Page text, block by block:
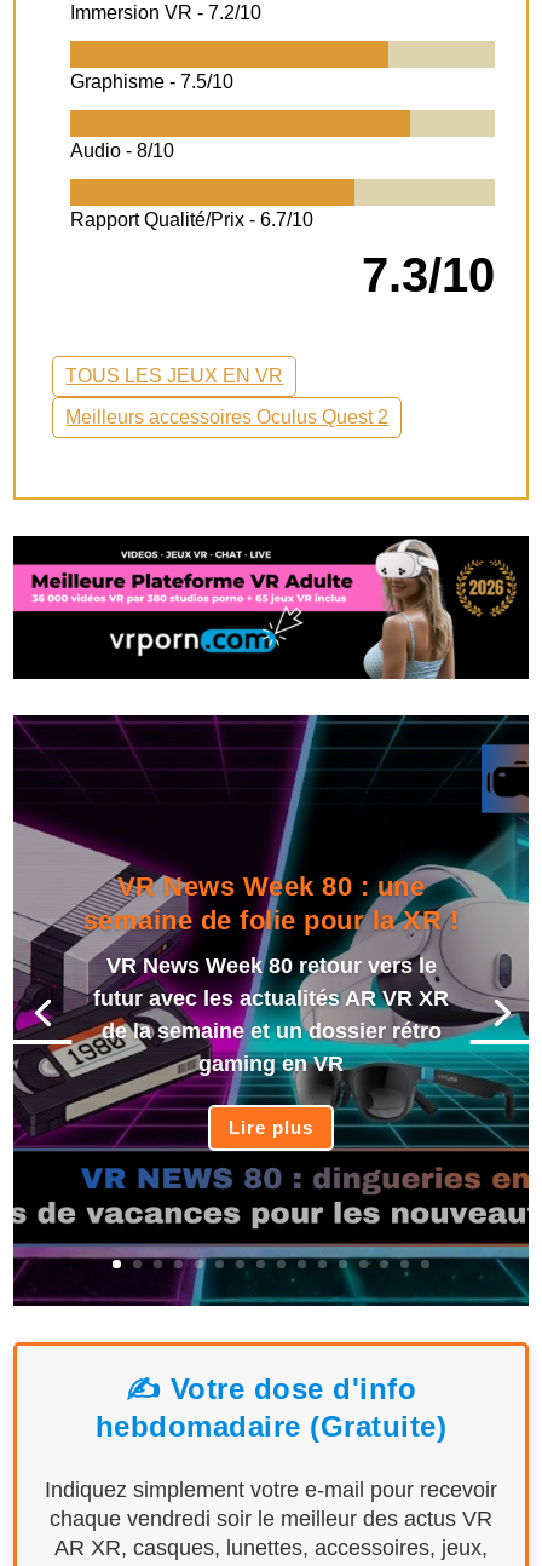
Immersion VR -7.2/10
Graphisme -7.5/10
Audio -8/10
Rapport Qualité/Prix -6.7/10
7.3/10
TOUS LES JEUX EN VR
Meilleurs accessoires Oculus Quest 2
VR News Week 80 : une
semaine de folie pour la XR !
VR News Week 80 retour vers le
futur avec les actualités AR VR XR
de la semaine et un dossier rétro
gaming en VR
Lire plus
✍️ Votre dose d'info
hebdomadaire (Gratuite)
Indiquez simplement votre e-mail pour recevoir
chaque vendredi soir le meilleur des actus VR
AR XR, casques, lunettes, accessoires, jeux,